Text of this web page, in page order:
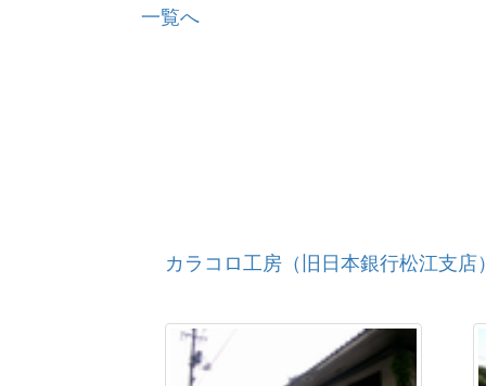
一覧へ
カラコロ工房（旧日本銀行松江支店